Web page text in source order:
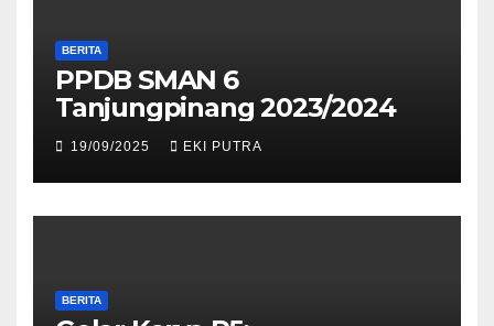
BERITA
PPDB SMAN 6
Tanjungpinang 2023/2024
19/09/2025 EKI PUTRA
BERITA